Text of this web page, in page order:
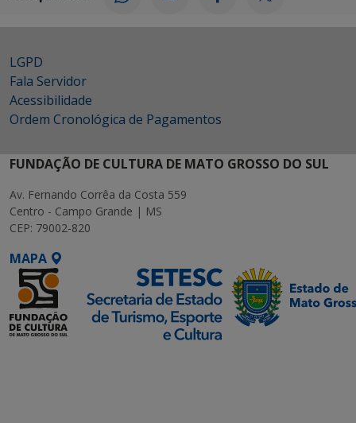
LGPD
Fala Servidor
Acessibilidade
Ordem Cronológica de Pagamentos
FUNDAÇÃO DE CULTURA DE MATO GROSSO DO SUL
Av. Fernando Corrêa da Costa 559
Centro - Campo Grande | MS
CEP: 79002-820
MAPA